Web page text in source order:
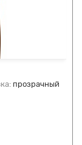
прозрачный